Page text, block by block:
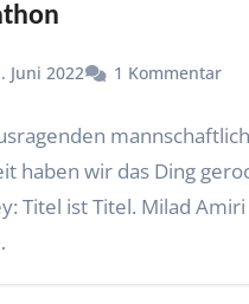
Juni 2022 1 Kommentar
haben wir das Ding
Titel ist Titel. Milad